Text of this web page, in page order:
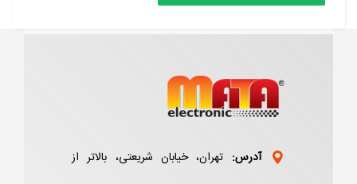
آدرس: تهران، خیابان شریعتی، بالاتر از